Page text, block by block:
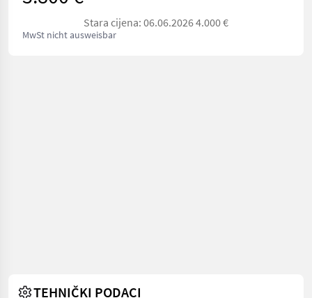
Stara cijena: 06.06.2026 4.000 €
MwSt nicht ausweisbar
TEHNIČKI PODACI